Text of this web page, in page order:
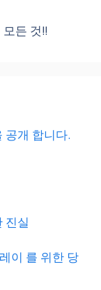
든 것!!
공개 합니다.
진실
이 를 위한 당